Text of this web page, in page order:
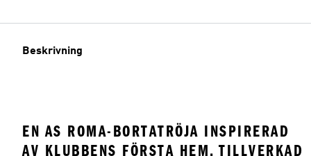
Beskrivning
EN AS ROMA-BORTATRÖJA INSPIRERAD
AV KLUBBENS FÖRSTA HEM, TILLVERKAD